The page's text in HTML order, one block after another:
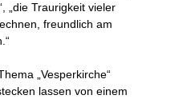
„die Traurigkeit vieler
freundlich am
„Vesperkirche“
lassen von einem